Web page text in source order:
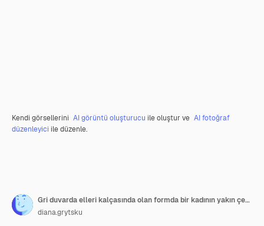
Kendi görsellerini AI görüntü oluşturucu ile oluştur ve AI fotoğraf
düzenleyici ile düzenle.
Gri duvarda elleri kalçasında olan formda bir kadının yakın çekim gövdesi
diana.grytsku